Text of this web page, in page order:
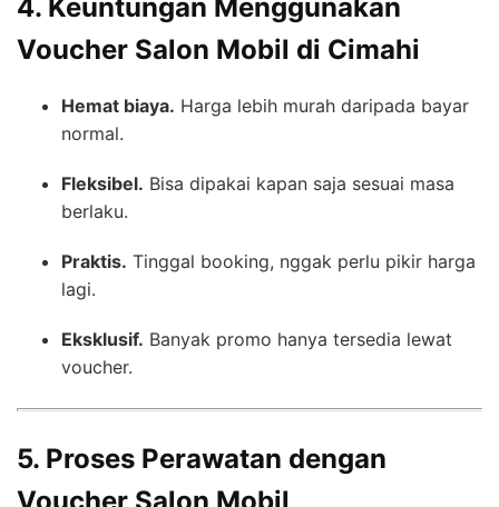
4. Keuntungan Menggunakan
Voucher Salon Mobil di Cimahi
Hemat biaya. Harga lebih murah daripada bayar
normal.
Fleksibel. Bisa dipakai kapan saja sesuai masa
berlaku.
Praktis. Tinggal booking, nggak perlu pikir harga
lagi.
Eksklusif. Banyak promo hanya tersedia lewat
voucher.
5. Proses Perawatan dengan